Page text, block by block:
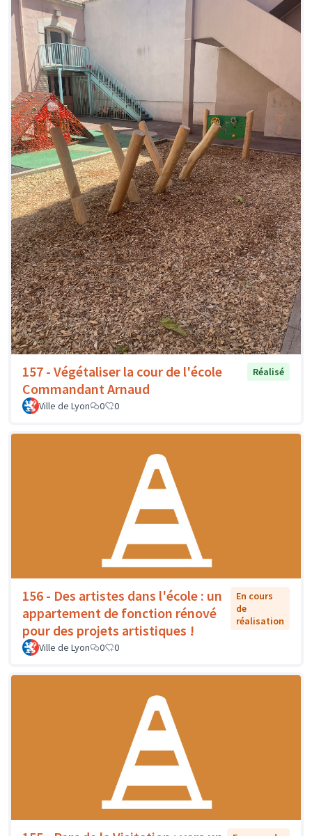
157 - Végétaliser la cour de l'école
Commandant Arnaud
Réalisé
Ville de Lyon 0 0
156 - Des artistes dans l'école : un
appartement de fonction rénové
pour des projets artistiques !
En cours
de
réalisation
Ville de Lyon 0 0